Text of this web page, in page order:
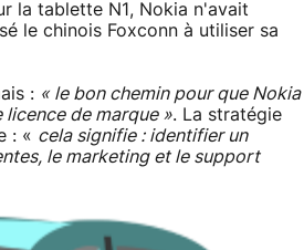
la tablette N1, Nokia n'avait
le chinois Foxconn à utiliser sa
: « le bon chemin pour que Nokia
de marque ». La stratégie
: « cela signifie : identifier un
le marketing et le support